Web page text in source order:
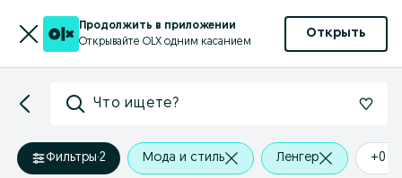
Продолжить в приложении
Открывайте OLX одним касанием
Открыть
Что ищете?
Фильтры·2 Мода и стиль Ленгер +0